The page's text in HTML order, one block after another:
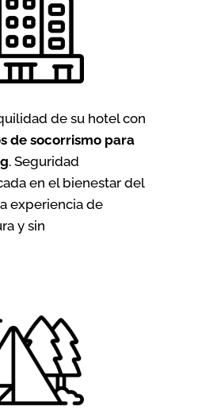
de su hotel con
de socorrismo para
. Seguridad
en el bienestar del
experiencia de
y sin